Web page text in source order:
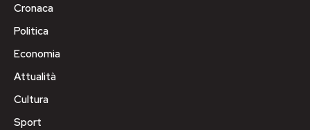
Cronaca
Politica
Economia
Attualità
Cultura
Sport